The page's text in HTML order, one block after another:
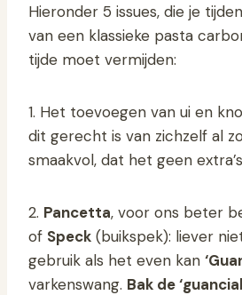
Hieronder 5 issues, die je
van een klassieke pasta
tijde moet vermijden:
1. Het toevoegen van ui en
dit gerecht is van zichzelf al
smaakvol, dat het geen
2. Pancetta, voor ons beter
of Speck (buikspek): liever
gebruik als het even kan
varkenswang. Bak de